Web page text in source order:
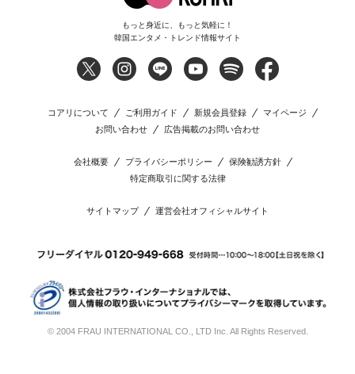
もっと身近に、もっと気軽に！
韓国エンタメ・トレンド情報サイト
コアリについて ご利用ガイド 新規会員登録
マイページ
お問い合わせ
広告掲載のお問い合わせ
会社概要 プライバシーポリシー
保険勧誘方針
特定商取引に関する法律
サイトマップ 運営会社オフィシャルサイト
© 2004 FRAU INTERNATIONAL CO., LTD Inc. All Rights Reserved.